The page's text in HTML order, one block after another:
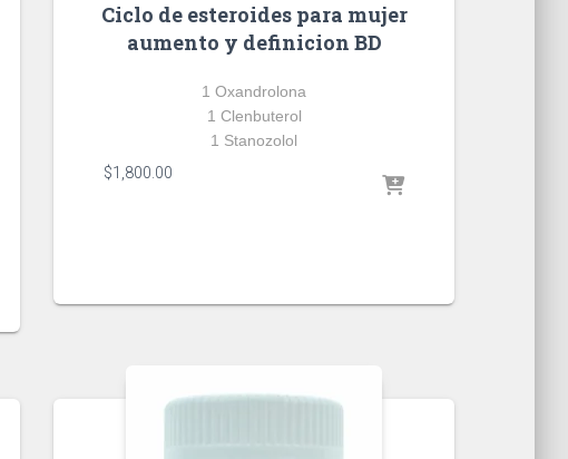
Ciclo de esteroides para mujer
aumento y definicion BD
1 Oxandrolona
1 Clenbuterol
1 Stanozolol
$1,800.00